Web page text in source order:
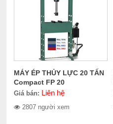
MÁY ÉP THỦY LỰC 20 TẤN
Compact FP 20
Giá bán: Liên hệ
2807 người xem